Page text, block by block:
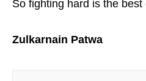
So fighting hard is the best
Zulkarnain Patwa